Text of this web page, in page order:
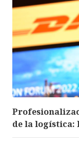
de la logística: